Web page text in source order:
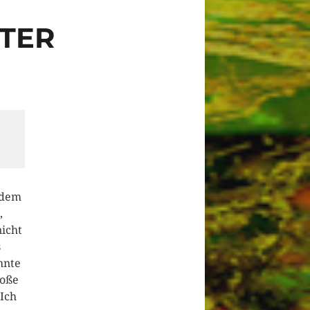
wach wurde fühlte ich mich als ob es nur ein fürchterlicher Alptraum gewesen war. Hatte ich wirklich nur geträumt, hatte ich mir das alles etwa nur eingebildet. Dies konnte nicht geschehen sein, das war absolut unmöglich. War ich etwa verrückt geworden, hatte ich den Verstand verloren. Schwer zu sagen. Ich stand auf, mein Körper war so schlapp, man könnte meinen ich wäre heute Nacht feiern gewesen. Ein Blick in den Spiegel im Bad ließ mich zurückschrecken. Ich sah noch schlimmer aus als ich mich fühlte. Wie ein Junkie der den n